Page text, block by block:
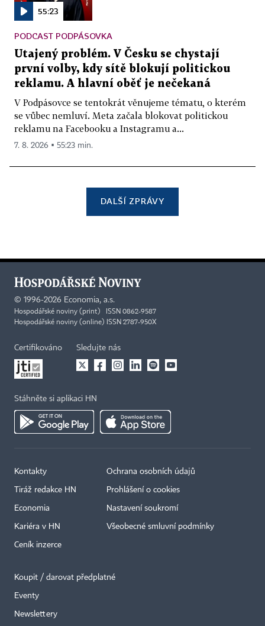
55:23
PODCAST PODPÁSOVKA
Utajený problém. V Česku se chystají
první volby, kdy sítě blokují politickou
reklamu. A hlavní oběť je nečekaná
V Podpásovce se tentokrát věnujeme tématu, o kterém
se vůbec nemluví. Meta začala blokovat politickou
reklamu na Facebooku a Instagramu a...
7. 8. 2026 ▪ 55:23 min.
DALŠÍ ZPRÁVY
© 1996-2026 Economia, a.s.
Hospodářské noviny (print) ISSN 0862-9587
Hospodářské noviny (online) ISSN 2787-950X
Certifikováno Sledujte nás
Stáhněte si aplikaci HN
Kontakty
Tiráž redakce HN
Economia
Kariéra v HN
Ceník inzerce
Ochrana osobních údajů
Prohlášení o cookies
Nastavení soukromí
Všeobecné smluvní podmínky
Koupit / darovat předplatné
Eventy
Newslettery